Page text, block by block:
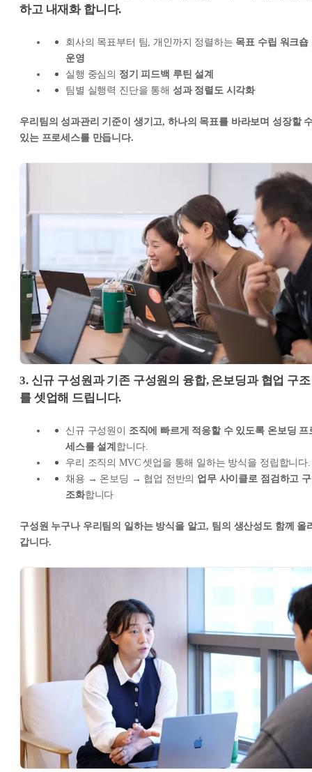
하고 내재화 합니다.
회사의 목표부터 팀, 개인까지 정렬하는 목표 수립 워크숍
운영
실행 중심의 정기 피드백 루틴 설계
팀별 실행력 진단을 통해 성과 정렬도 시각화
우리팀의 성과관리 기준이 생기고, 하나의 목표를 바라보며 성장할
있는 프로세스를 만듭니다.
3. 신규 구성원과 기존 구성원의 융합, 온보딩과 협업 구조
를 셋업해 드립니다.
신규 구성원이 조직에 빠르게 적응할 수 있도록 온보딩 프
세스를 설계 합니다.
우리 조직의 MVC 셋업을 통해 일하는 방식을 정립합니다.
채용 → 온보딩 → 협업 전반의 업무 사이클로 점검하고 구
조화합니다
구성원 누구나 우리팀의 일하는 방식을 알고, 팀의 생산성도 함께 올
갑니다.